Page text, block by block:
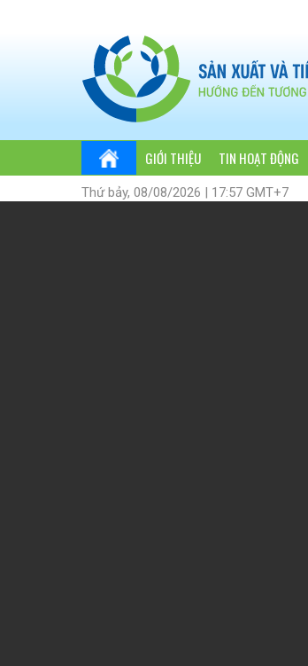
GIỚI THIỆU TIN HOẠT ĐỘNG
Thứ bảy, 08/08/2026 | 17:57 GMT+7